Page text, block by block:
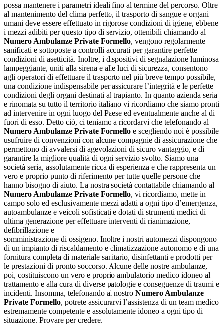
possa mantenere i parametri ideali fino al termine del percorso. Oltre
al mantenimento del clima perfetto, il trasporto di sangue e organi
umani deve essere effettuato in rigorose condizioni di igiene, ebbene
i mezzi adibiti per questo tipo di servizio, ottenibili chiamando al
Numero Ambulanze Private Formello, vengono regolarmente
sanificati e sottoposte a controlli accurati per garantire perfette
condizioni di asetticità. Inoltre, i dispositivi di segnalazione luminosa
lampeggiante, uniti alla sirena e alle luci di sicurezza, consentono
agli operatori di effettuare il trasporto nel più breve tempo possibile,
una condizione indispensabile per assicurare l’integrità e le perfette
condizioni degli organi destinati al trapianto. In quanto azienda seria
e rinomata su tutto il territorio italiano vi ricordiamo che siamo pronti
ad intervenire in ogni luogo del Paese ed eventualmente anche al di
fuori di esso. Detto ciò, ci teniamo a ricordarvi che telefonando al
Numero Ambulanze Private Formello e scegliendo noi è possibile
usufruire di convenzioni con alcune compagnie di assicurazione che
permettono di avvalersi di agevolazioni di sicuro vantaggio, e di
garantire la migliore qualità di ogni servizio svolto. Siamo una
società seria, assolutamente ricca di esperienza e che rappresenta un
vero e proprio punto di riferimento per tutte quelle persone che
hanno bisogno di aiuto. La nostra società contattabile chiamando al
Numero Ambulanze Private Formello, vi ricordiamo, mette in
campo solo ed esclusivamente mezzi adatti a ogni tipo d’emergenza,
autoambulanze e veicoli sofisticati e dotati di strumenti medici di
ultima generazione per effettuare interventi di rianimazione,
defibrillazione e
somministrazione di ossigeno. Inoltre i nostri automezzi dispongono
di un impianto di riscaldamento e climatizzazione autonomo e di una
fornitura completa di materiale sanitario, disinfettanti e prodotti per
le prestazioni di pronto soccorso. Alcune delle nostre ambulanze,
poi, costituiscono un vero e proprio ambulatorio medico idoneo al
trattamento e alla cura di diverse patologie e conseguenze di traumi e
incidenti. Insomma, telefonando al nostro Numero Ambulanze
Private Formello, potrete assicurarvi l’assistenza di un team medico
estremamente competente e assolutamente idoneo a ogni tipo di
situazione. Provare per credere.